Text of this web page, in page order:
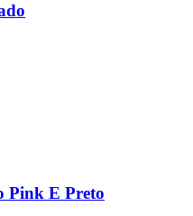
Pink E Preto